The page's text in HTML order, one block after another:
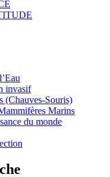
invasif
(Chauves-Souris)
Marins
du monde